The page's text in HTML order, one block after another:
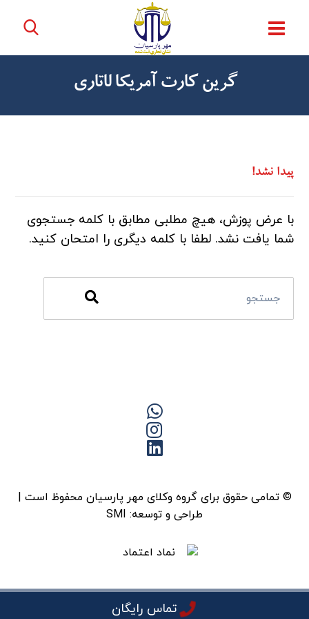
گرین کارت آمریکا لاتاری
پیدا نشد!
با عرض پوزش، هیچ مطلبی مطابق با کلمه جستجوی
شما یافت نشد. لطفا با کلمه دیگری را امتحان کنید.
© تمامی حقوق برای گروه وکلای مهر پارسیان محفوظ است |
طراحی و توسعه: SMI
تماس رایگان